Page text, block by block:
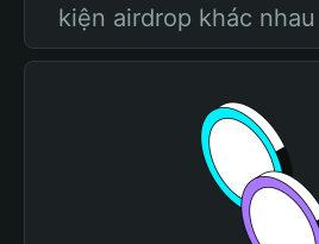
kiện airdrop khác